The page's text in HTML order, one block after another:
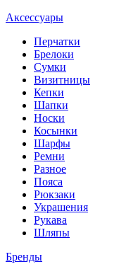
Аксессуары
Перчатки
Брелоки
Сумки
Визитницы
Кепки
Шапки
Носки
Косынки
Шарфы
Ремни
Разное
Пояса
Рюкзаки
Украшения
Рукава
Шляпы
Бренды